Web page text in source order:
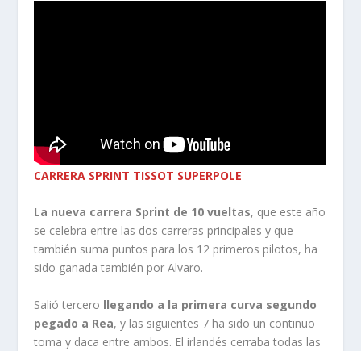
CARRERA SPRINT TISSOT SUPERPOLE
La nueva carrera Sprint de 10 vueltas, que este año
se celebra entre las dos carreras principales y que
también suma puntos para los 12 primeros pilotos, ha
sido ganada también por Alvaro.
Salió tercero llegando a la primera curva segundo
pegado a Rea, y las siguientes 7 ha sido un continuo
toma y daca entre ambos. El irlandés cerraba todas las